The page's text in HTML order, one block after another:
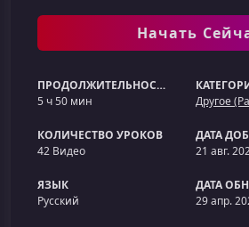
Начать
ПРОДОЛЖИТЕЛЬНОСТЬ
5 ч 50 мин
КОЛИЧЕСТВО УРОКОВ
42 Видео
ДАТА
21 авг.
ЯЗЫК
Русский
ДАТА
29 апр.